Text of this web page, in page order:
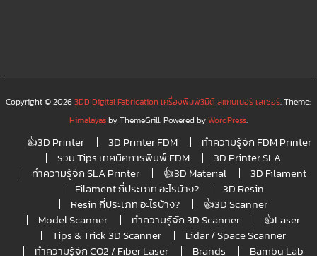
Copyright © 20263DD Digital Fabrication เครื่องพิมพ์3มิติ สแกนเนอร์ เลเซอร์. Theme:
Himalayasby ThemeGrill. Powered byWordPress.
👍3D Printer 3D Printer FDM
ทำความรู้จัก FDM Printer
รวม Tips เทคนิคการพิมพ์ FDM
3D Printer SLA
ทำความรู้จัก SLA Printer
👍3D Material
3D Filament
Filament กี่ประเภท อะไรบ้าง?
3D Resin
Resin กี่ประเภท อะไรบ้าง?
👍3D Scanner
Model Scanner
ทำความรู้จัก 3D Scanner
👍Laser
Tips & Trick 3D Scanner
Lidar / Space Scanner
ทำความรู้จัก CO2 / Fiber Laser
Brands Bambu Lab